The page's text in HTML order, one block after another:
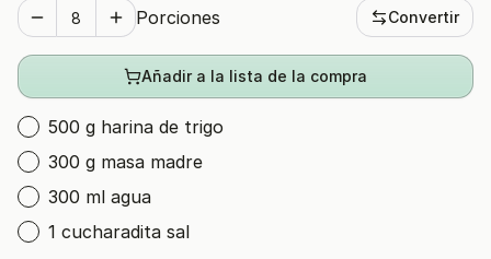
Porciones Convertir
Añadir a la lista de la compra
500 g harina de trigo
300 g masa madre
300 ml agua
1 cucharadita sal